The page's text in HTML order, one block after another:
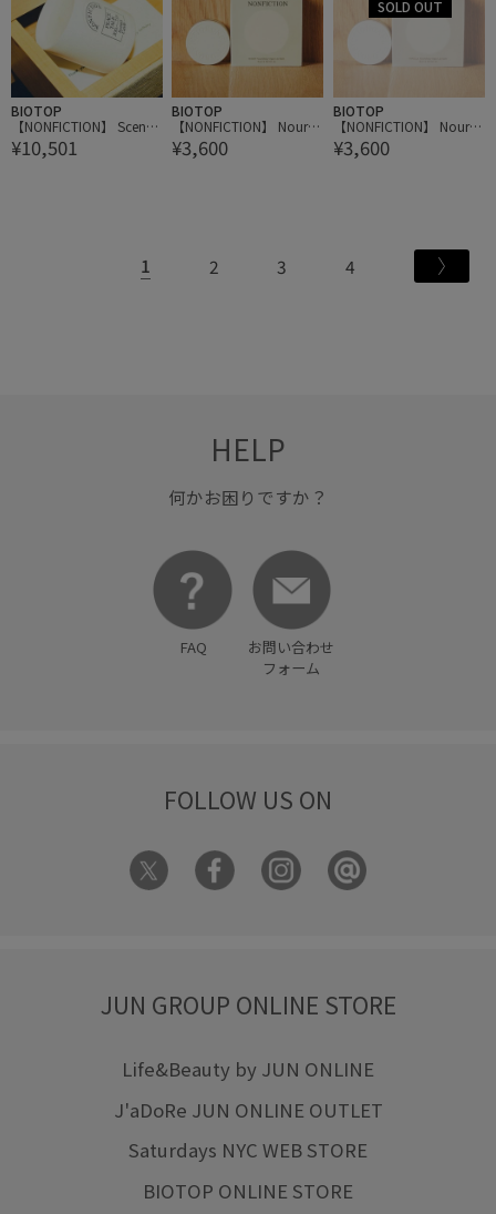
BIOTOP
【NONFICTION】 Scente
d Candle 200g
¥10,501
BIOTOP
【NONFICTION】 Nouris
hing Vegan Lip Balm
¥3,600
BIOTOP
【NONFICTION】 Nouris
hing Vegan Lip Balm
¥3,600
1 2 3 4
HELP
何かお困りですか？
FAQ
お問い合わせ
フォーム
FOLLOW US ON
JUN GROUP ONLINE STORE
Life&Beauty by JUN ONLINE
J'aDoRe JUN ONLINE OUTLET
Saturdays NYC WEB STORE
BIOTOP ONLINE STORE